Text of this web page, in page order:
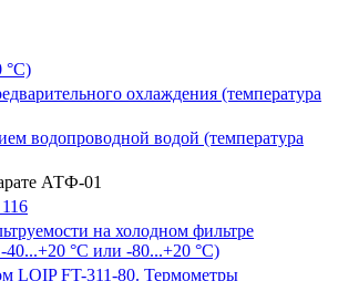
°С)
охлаждения (температура
водопроводной водой (температура
АТФ-01
на холодном фильтре
°С или -80...+20 °С)
LOIP FT-311-80. Термометры